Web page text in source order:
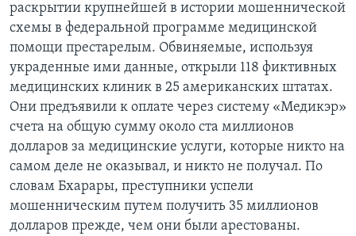
раскрытии крупнейшей в истории мошеннической
схемы в федеральной программе медицинской
помощи престарелым. Обвиняемые, используя
украденные ими данные, открыли 118 фиктивных
медицинских клиник в 25 американских штатах.
Они предъявили к оплате через систему «Медикэр»
счета на общую сумму около ста миллионов
долларов за медицинские услуги, которые никто на
самом деле не оказывал, и никто не получал. По
словам Бхарары, преступники успели
мошенническим путем получить 35 миллионов
долларов прежде, чем они были арестованы.